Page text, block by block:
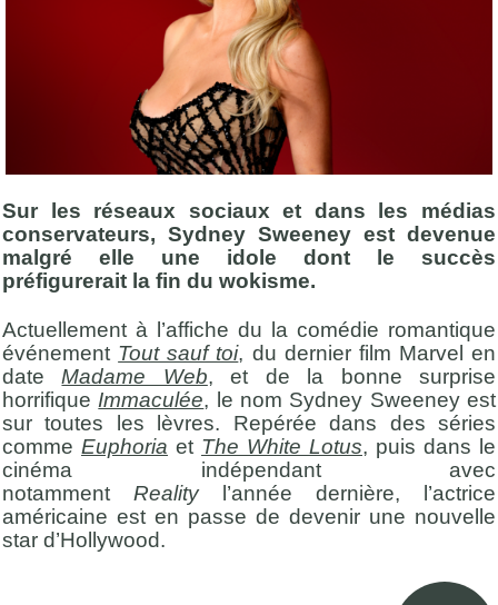
Sur les réseaux sociaux et dans les médias
conservateurs, Sydney Sweeney est devenue
malgré elle une idole dont le succès
préfigurerait la fin du wokisme.
Actuellement à l’affiche du la comédie romantique
événement Tout sauf toi, du dernier film Marvel en
dateMadame Web, et de la bonne surprise
horrifique Immaculée, le nom Sydney Sweeney est
sur toutes les lèvres. Repérée dans des séries
comme Euphoria et The White Lotus, puis dans le
cinéma indépendant avec
notamment Realityl’année dernière, l’actrice
américaine est en passe de devenir une nouvelle
star d’Hollywood.